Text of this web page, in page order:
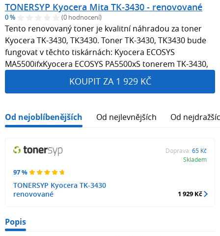
TONERSYP Kyocera Mita TK-3430 - renovované
0 % (0 hodnocení)
Tento renovovaný toner je kvalitní náhradou za toner
Kyocera TK-3430, TK3430. Toner TK-3430, TK3430 bude
fungovat v těchto tiskárnách: Kyocera ECOSYS
MA5500ifxKyocera ECOSYS PA5500xS tonerem TK-3430,
KOUPIT ZA 1 929 KČ
Od nejoblíbenějších Od nejlevnějších Od
97 %
TONERSYP Kyocera TK-3430
renovované
Doprava: 65 Kč
Skladem
1 929 Kč
Popis